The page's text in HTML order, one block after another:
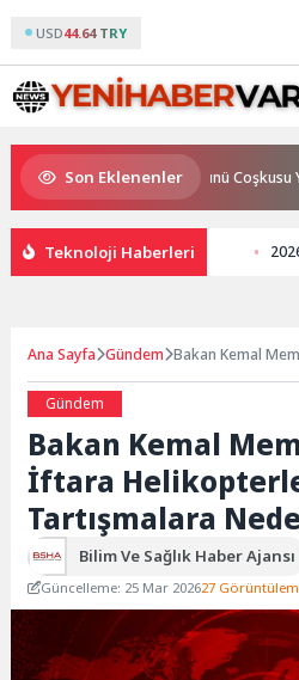
USD44.64 TRY
Son Eklenenler
Uluslararası Gençlik Günü Coşkusu
Teknoloji Haberleri
Ana Sayfa Gündem Bakan Kemal
Gündem
Bakan Kemal
İftara
Tartışmalara
Bilim Ve Sağlık Haber Ajansı
Güncelleme: 25 Mar 202627